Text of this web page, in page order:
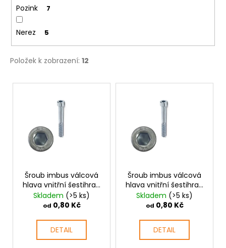
Pozink 7
Nerez 5
Položek k zobrazení: 12
V
Šroub imbus válcová
hlava vnitřní šestihran
M3 pozink
Skladem (>5 ks)
od 0,80 Kč
DETAIL
Šroub imbus válcová
hlava vnitřní šestihran
M4 pozink
Skladem (>5 ks)
od 0,80 Kč
DETAIL